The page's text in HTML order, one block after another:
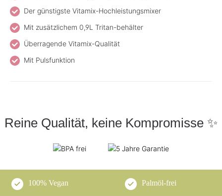
Der günstigste Vitamix-Hochleistungsmixer
Mit zusätzlichem 0,9L Tritan-behälter
Überragende Vitamix-Qualität
Mit Pulsfunktion
Reine Qualität, keine Kompromisse ✨
100% Vegan Palmöl-frei